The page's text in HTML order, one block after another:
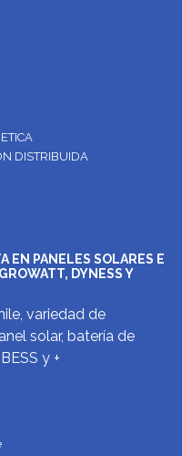
DISTRIBUIDA
EN PANELES SOLARES E
DYNESS Y
variedad de
solar, batería de
y +